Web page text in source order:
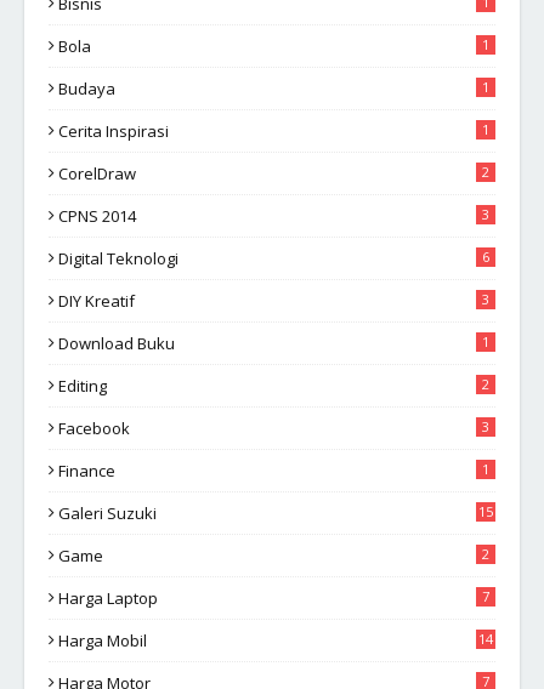
Bola 1
Budaya 1
Cerita Inspirasi 1
CorelDraw 2
CPNS 2014 3
Digital Teknologi 6
DIY Kreatif 3
Download Buku 1
Editing 2
Facebook 3
Finance 1
Galeri Suzuki 15
Game 2
Harga Laptop 7
Harga Mobil 14
Harga Motor 7